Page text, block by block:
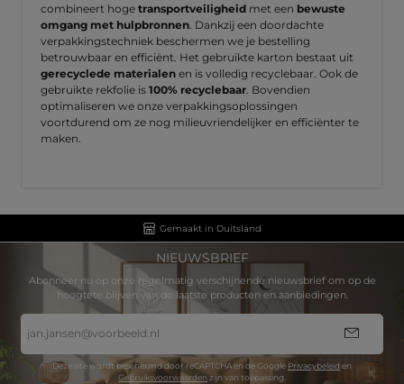
combineert hoge transportveiligheid met een bewuste
omgang met hulpbronnen . Dankzij een doordachte
verpakkingstechniek beschermen we je bestelling
betrouwbaar en efficiënt. Het gebruikte karton bestaat uit
gerecyclede materialen en is volledig recyclebaar. Ook de
gebruikte rekfolie is 100% recyclebaar . Bovendien
optimaliseren we onze verpakkingsoplossingen
voortdurend om ze nog milieuvriendelijker en efficiënter te
maken.
Gemaakt in Duitsland
NIEUWSBRIEF
Abonneer nu op onze regelmatig verschijnende nieuwsbrief om op de
hoogtete blijven van de laatste producten en aanbiedingen.
mailadres
*
Deze site wordt beschermd door reCAPTCHA en de Google Privacybeleid en
Gebruiksvoorwaardenzijn van toepassing.